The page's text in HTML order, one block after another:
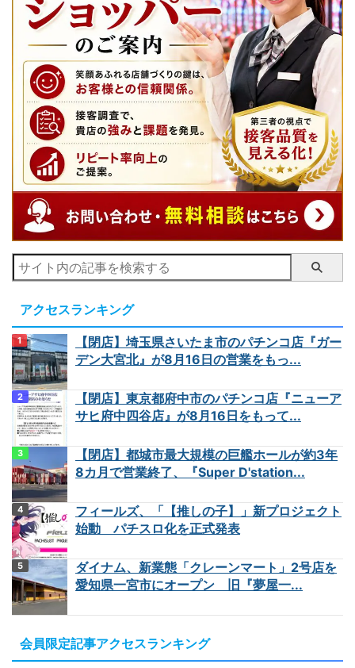
アクセスランキング
【閉店】埼玉県さいたま市のパチンコ店『ガー
デン大宮北』が8月16日の営業をもっ...
【閉店】東京都府中市のパチンコ店『ニューア
サヒ府中四谷店』が8月16日をもって...
【閉店】都城市最大規模の巨艦ホールが約3年
8カ月で営業終了、『Super D'station...
フィールズ、「【推しの子】」新プロジェクト
始動 パチスロ化を正式発表
ダイナム、新業態「クレーンマート」2号店を
愛知県一宮市にオープン 旧『夢屋一...
会員限定記事アクセスランキング